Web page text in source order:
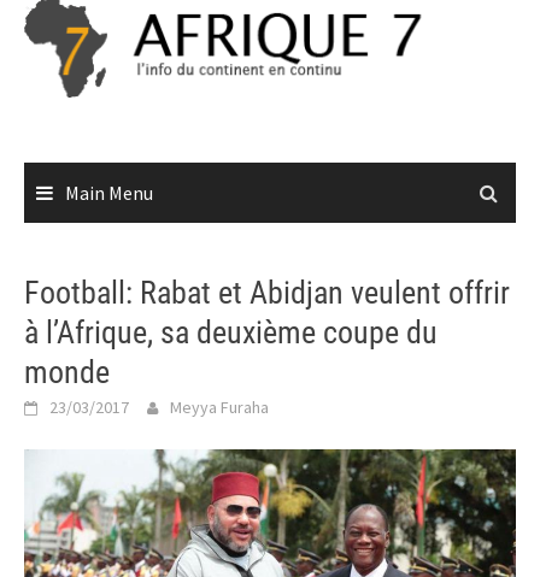
Skip
content
Main Menu
Football: Rabat et Abidjan veulent offrir
à l’Afrique, sa deuxième coupe du
monde
23/03/2017 Meyya Furaha